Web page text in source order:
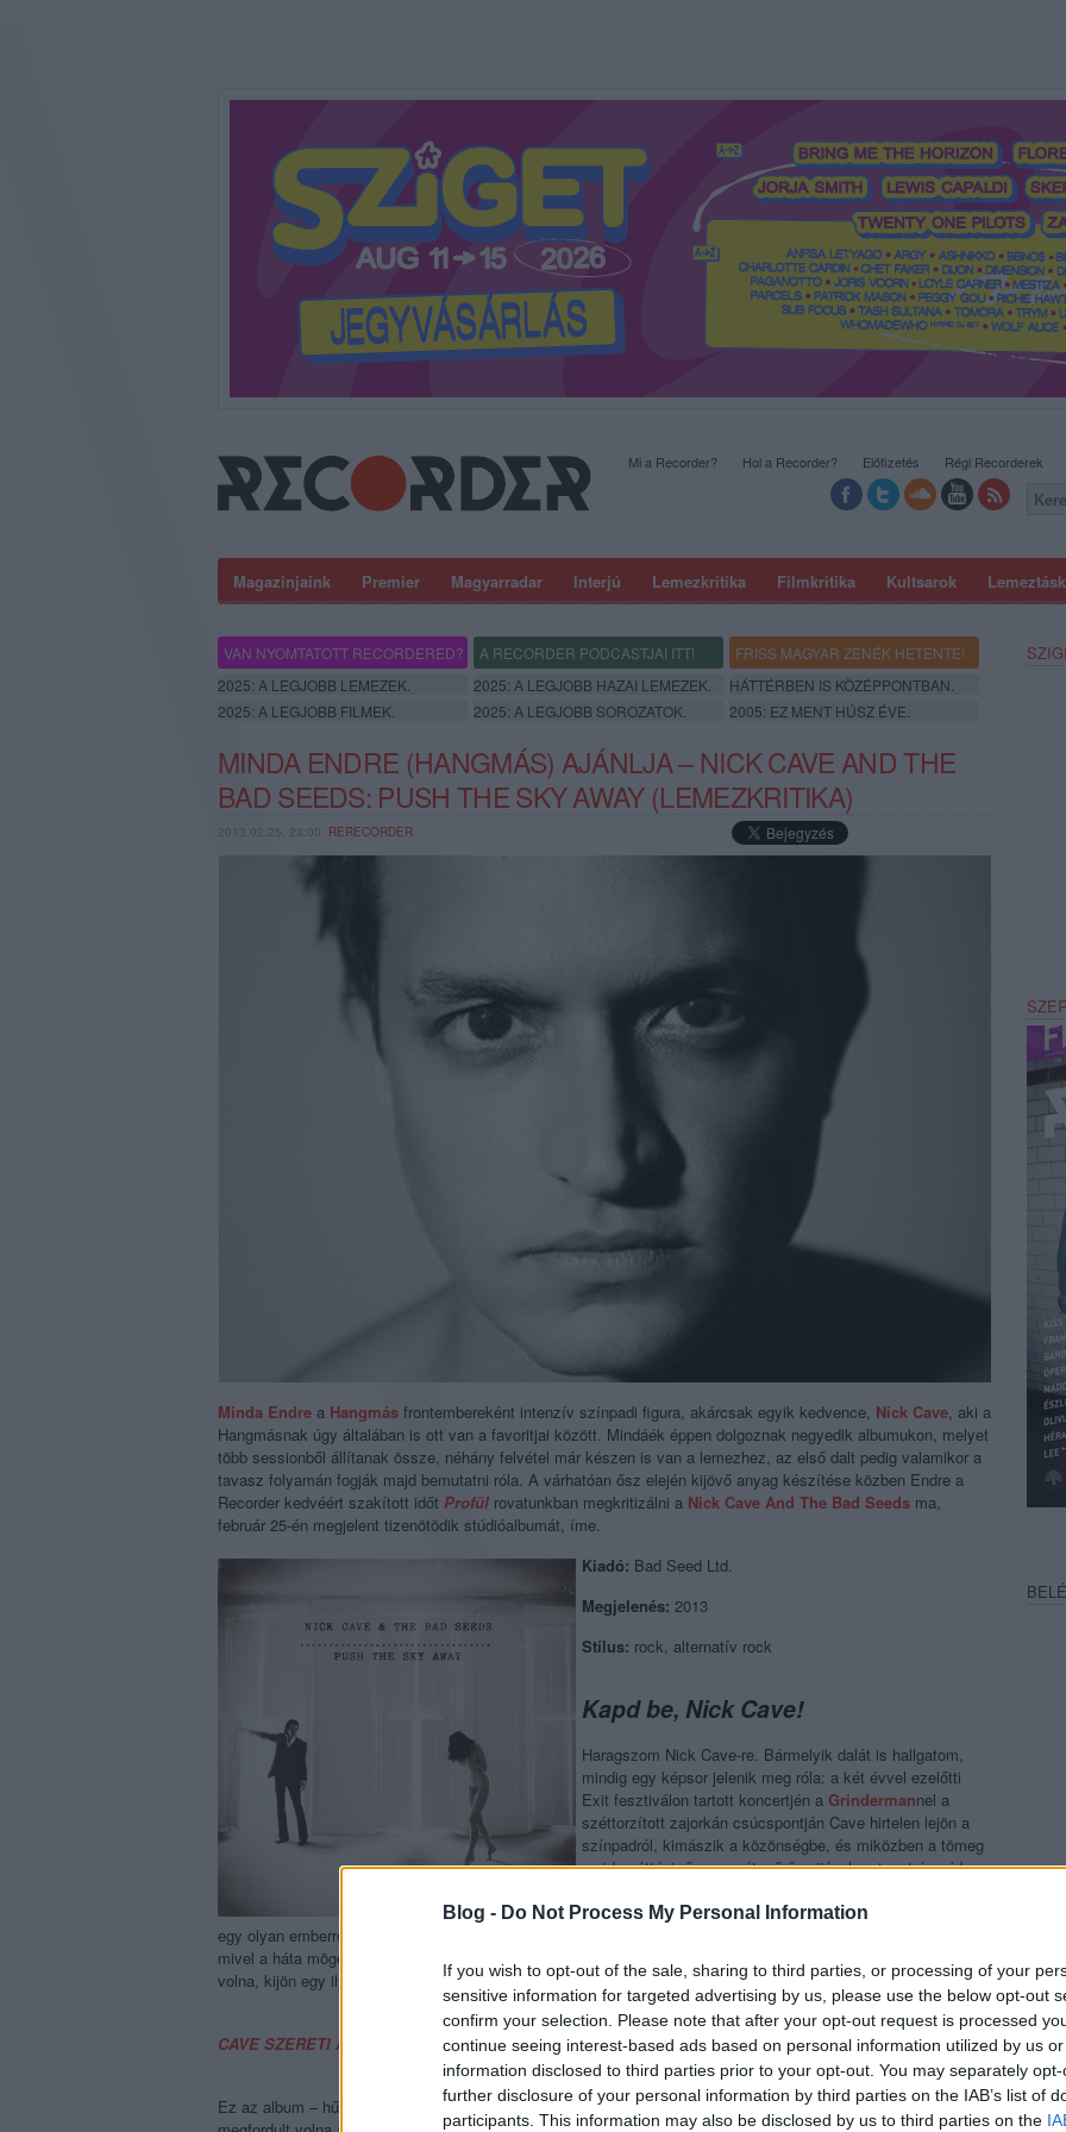
Blog - Do Not Process My Personal Information
If you wish to opt-out of the sale, sharing to third parties, or processing of your
sensitive information for targeted advertising by us, please use the below opt-out
confirm your selection. Please note that after your opt-out request is processed
continue seeing interest-based ads based on personal information utilized by us
information disclosed to third parties prior to your opt-out. You may separately
further disclosure of your personal information by third parties on the IAB’s list of
participants. This information may also be disclosed by us to third parties on the
Magazinjaink Premier Magyarradar Interjú Lemezkritika Filmkritika Kultsarok
Mi a Recorder? Hol a Recorder? Előfizetés Régi Recorderek
VAN NYOMTATOTT RECORDERED? A RECORDER PODCASTJAI ITT!
FRISS MAGYAR ZENÉK HETENTE!
2025: A LEGJOBB LEMEZEK.
2025: A LEGJOBB HAZAI LEMEZEK.
HÁTTÉRBEN IS KÖZÉPPONTBAN.
2025: A LEGJOBB FILMEK.
2025: A LEGJOBB SOROZATOK. 2005: EZ MENT HÚSZ ÉVE.
MINDA ENDRE (HANGMÁS) AJÁNLJA – NICK CAVE AND THE
BAD SEEDS: PUSH THE SKY AWAY (LEMEZKRITIKA)
2013.02.25. 23:00, RERECORDER
Minda Endre a Hangmás frontembereként intenzív színpadi figura, akárcsak egyik kedvence, Nick Cave, aki a
Hangmásnak úgy általában is ott van a favoritjai között. Mindáék éppen dolgoznak negyedik albumukon, melyet
több sessionből állítanak össze, néhány felvétel már készen is van a lemezhez, az első dalt pedig valamikor a
tavasz folyamán fogják majd bemutatni róla. A várhatóan ősz elején kijövő anyag készítése közben Endre a
Recorder kedvéért szakított időt Profül rovatunkban megkritizálni a Nick Cave And The Bad Seeds ma,
február 25-én megjelent tizenötödik stúdióalbumát, íme.
Kiadó: Bad Seed Ltd.
Megjelenés: 2013
Stílus: rock, alternatív rock
Kapd be, Nick Cave!
Haragszom Nick Cave-re. Bármelyik dalát is hallgatom,
mindig egy képsor jelenik meg róla: a két évvel ezelőtti
Exit fesztiválon tartott koncertjén a Grindermannel a
széttorzított zajorkán csúcspontján Cave hirtelen lejön a
színpadról, kimászik a közönségbe, és miközben a tömeg
majd széttépi, ő a pecsétgyűrűs ujjával mutogat és vérben
ingben, túl az ötvenen. Most komolyan, mit lehet mondani
egy olyan emberről, aki egy tucatnál is több nagylemezzel, öt kötettel, forgatókönyvekkel, és még ki tudja,
mivel a háta mögött ilyen ösztönösen brutális és hiteles műsort nyom, majd, két évre rá, mintha mi sem történt
volna, kijön egy ilyen szomorúan szép és közben gúnyosan játékos albummal, mint aPush The Sky Away.
CAVE SZERETI A FELESÉGE PUCÉR FOTÓJÁT AZ ÚJ LEMEZ BORÍTÓJÁN.
Ez az album – hűen Cave eddigi munkáihoz – egy gigantikus középső ujj mindenki arcába, akinek bármikor